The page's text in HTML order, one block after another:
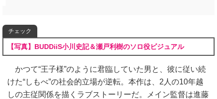
チェック
【写真】BUDDiiS小川史記＆瀬戸利樹のソロ役ビジュアル
かつて“王子様”のように君臨していた男と、彼に従い続
けた“しもべ”の社会的立場が逆転。本作は、2人の10年越
しの主従関係を描くラブストーリーだ。メイン監督は進藤